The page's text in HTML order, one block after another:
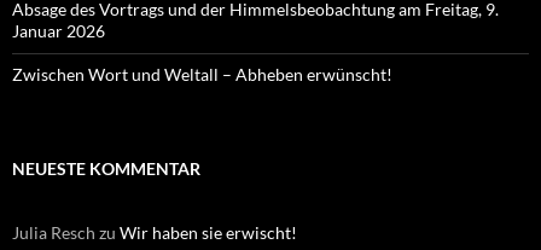
Absage des Vortrags und der Himmelsbeobachtung am Freitag, 9.
Januar 2026
Zwischen Wort und Weltall – Abheben erwünscht!
NEUESTE KOMMENTAR
Julia Resch zu Wir haben sie erwischt!